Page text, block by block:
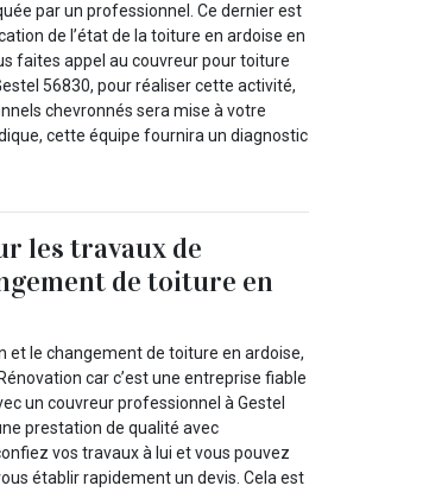
par un professionnel. Ce dernier est
de l’état de la toiture en ardoise en
faites appel au couvreur pour toiture
56830, pour réaliser cette activité,
chevronnés sera mise à votre
cette équipe fournira un diagnostic
les travaux de
de toiture en
et le changement de toiture en ardoise,
car c’est une entreprise fiable
un couvreur professionnel à Gestel
prestation de qualité avec
vos travaux à lui et vous pouvez
établir rapidement un devis. Cela est